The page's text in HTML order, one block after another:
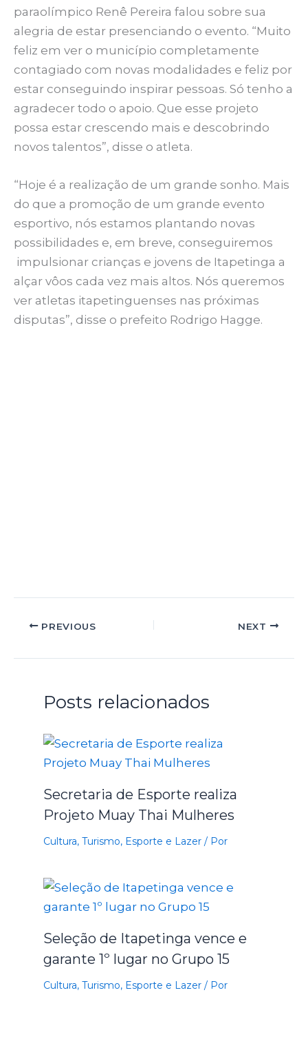
paraolímpico Renê Pereira falou sobre sua
alegria de estar presenciando o evento. “Muito
feliz em ver o município completamente
contagiado com novas modalidades e feliz por
estar conseguindo inspirar pessoas. Só tenho a
agradecer todo o apoio. Que esse projeto
possa estar crescendo mais e descobrindo
novos talentos”, disse o atleta.
“Hoje é a realização de um grande sonho. Mais
do que a promoção de um grande evento
esportivo, nós estamos plantando novas
possibilidades e, em breve, conseguiremos
impulsionar crianças e jovens de Itapetinga a
alçar vôos cada vez mais altos. Nós queremos
ver atletas itapetinguenses nas próximas
disputas”, disse o prefeito Rodrigo Hagge.
PREVIOUS NEXT
Posts relacionados
Secretaria de Esporte realiza
Projeto Muay Thai Mulheres
Cultura, Turismo, Esporte e Lazer/ Por
Seleção de Itapetinga vence e
garante 1º lugar no Grupo 15
Cultura, Turismo, Esporte e Lazer/ Por